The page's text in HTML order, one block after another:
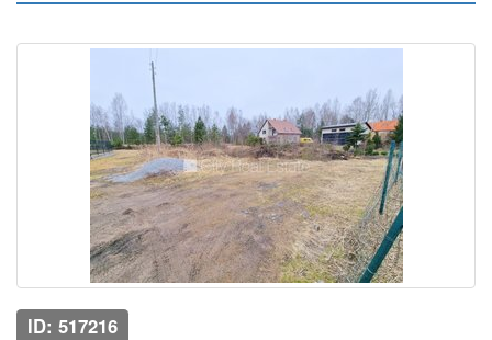
ID: 517216